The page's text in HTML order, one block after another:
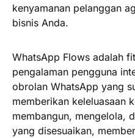
kenyamanan pelanggan
bisnis Anda.
WhatsApp Flows adalah
pengalaman pengguna
obrolan WhatsApp yang
memberikan keleluasaan
membangun, mengelola,
yang disesuaikan,